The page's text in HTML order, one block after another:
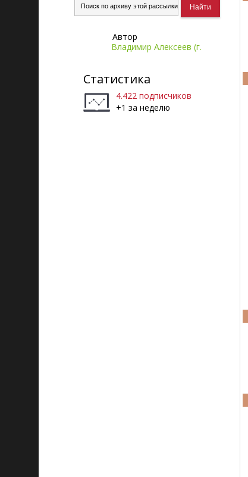
Автор
Владимир Алексеев (г.
Статистика
4.422 подписчиков
+1 за неделю